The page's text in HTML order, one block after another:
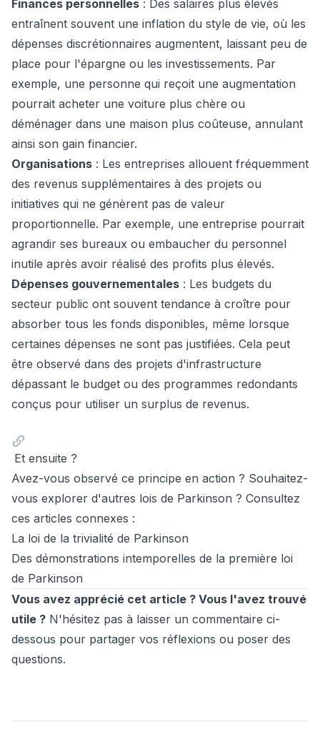
Finances personnelles : Des salaires plus élevés
entraînent souvent une inflation du style de vie, où les
dépenses discrétionnaires augmentent, laissant peu de
place pour l'épargne ou les investissements. Par
exemple, une personne qui reçoit une augmentation
pourrait acheter une voiture plus chère ou
déménager dans une maison plus coûteuse, annulant
ainsi son gain financier.
Organisations : Les entreprises allouent fréquemment
des revenus supplémentaires à des projets ou
initiatives qui ne génèrent pas de valeur
proportionnelle. Par exemple, une entreprise pourrait
agrandir ses bureaux ou embaucher du personnel
inutile après avoir réalisé des profits plus élevés.
Dépenses gouvernementales : Les budgets du
secteur public ont souvent tendance à croître pour
absorber tous les fonds disponibles, même lorsque
certaines dépenses ne sont pas justifiées. Cela peut
être observé dans des projets d'infrastructure
dépassant le budget ou des programmes redondants
conçus pour utiliser un surplus de revenus.
Et ensuite ?
Avez-vous observé ce principe en action ? Souhaitez-
vous explorer d'autres lois de Parkinson ? Consultez
ces articles connexes :
La loi de la trivialité de Parkinson
Des démonstrations intemporelles de la première loi
de Parkinson
Vous avez apprécié cet article ? Vous l'avez trouvé
utile ? N'hésitez pas à laisser un commentaire ci-
dessous pour partager vos réflexions ou poser des
questions.